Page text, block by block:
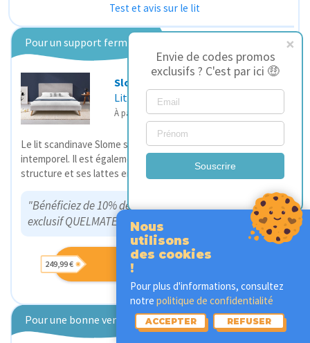
Test et avis sur le lit
Pour un support ferme
Slome
Lit Scandinave
À partir de249,99 €(399,99 €)
Le lit scandinave Slome séduit avec sont style design et
intemporel. Il est également durable et robuste grâce à sa
structure et ses lattes en bois.
"Bénéficiez de 10% de réduction avec notre code
exclusif QUELMATELAS10."
-37% SLOME LIT
SCANDINAVE
249,99 €
Pour une bonne ventilation
Envie de codes promos
exclusifs ? C'est par ici 🤑
Souscrire
Nous
utilisons
des cookies
!
Pour plus d'informations, consultez
notre politique de confidentialité
ACCEPTER REFUSER